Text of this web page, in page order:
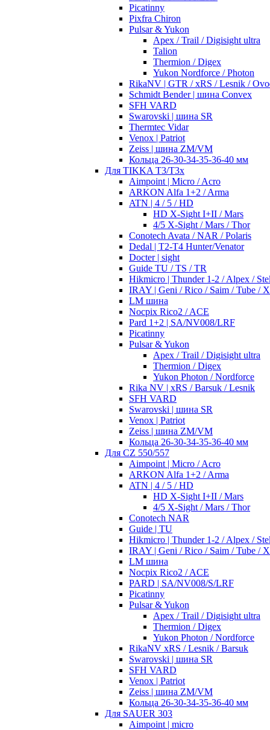
Picatinny
Pixfra Chiron
Pulsar & Yukon
Apex / Trail / Digisight ultra
Talion
Thermion / Digex
Yukon Nordforce / Photon
RikaNV | GTR / xRS / Lesnik /
Schmidt Bender | шина Convex
SFH VARD
Swarovski | шина SR
Thermtec Vidar
Venox | Patriot
Zeiss | шина ZM/VM
Кольца 26-30-34-35-36-40 мм
Для TIKKA T3/T3x
Aimpoint | Micro / Acro
ARKON Alfa 1+2 / Arma
ATN | 4 / 5 / HD
HD X-Sight I+II / Mars
4/5 X-Sight / Mars / Thor
Conotech Avata / NAR / Polaris
Dedal | T2-T4 Hunter/Venator
Docter | sight
Guide TU / TS / TR
Hikmicro | Thunder 1-2 / Alpex /
IRAY | Geni / Rico / Saim / Tube /
LM шина
Nocpix Rico2 / ACE
Pard 1+2 | SA/NV008/LRF
Picatinny
Pulsar & Yukon
Apex / Trail / Digisight ultra
Thermion / Digex
Yukon Photon / Nordforce
Rika NV | xRS / Barsuk / Lesnik
SFH VARD
Swarovski | шина SR
Venox | Patriot
Zeiss | шина ZM/VM
Кольца 26-30-34-35-36-40 мм
Для CZ 550/557
Aimpoint | Micro / Acro
ARKON Alfa 1+2 / Arma
ATN | 4 / 5 / HD
HD X-Sight I+II / Mars
4/5 X-Sight / Mars / Thor
Conotech NAR
Guide | TU
Hikmicro | Thunder 1-2 / Alpex /
IRAY | Geni / Rico / Saim / Tube /
LM шина
Nocpix Rico2 / ACE
PARD | SA/NV008/S/LRF
Picatinny
Pulsar & Yukon
Apex / Trail / Digisight ultra
Thermion / Digex
Yukon Photon / Nordforce
RikaNV xRS / Lesnik / Barsuk
Swarovski | шина SR
SFH VARD
Venox | Patriot
Zeiss | шина ZM/VM
Кольца 26-30-34-35-36-40 мм
Для SAUER 303
Aimpoint | micro